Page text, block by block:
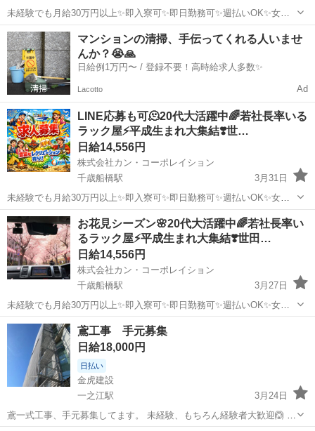
未経験でも月給30万円以上✨即入寮可✨即日勤務可✨週払いOK✨女性
OK✨派手髪OK✨ピアスOK✨ネイルOK✨髭さんOK✨私服通勤OK✨バ
イク･自転車通勤OK✨手ぶら面接OK✨未経験者OK✨WワークOK✨友達
と応募もOK✨シフ...
東京 世田谷区 千歳船橋駅 鳶職
マンションの清掃、手伝ってくれる人いませ
んか？😭🙏
日給例1万円〜 / 登録不要！高時給求人多数✨
Lacotto Ad
LINE応募も可🫠20代大活躍中🌈若社長率いる
ラック屋⚡平成生まれ大集結❣️世…
日給14,556円
株式会社カン・コーポレイション
千歳船橋駅
3月31日
未経験でも月給30万円以上✨即入寮可✨即日勤務可✨週払いOK✨女性
OK✨派手髪OK✨ピアスOK✨ネイルOK✨髭さんOK✨私服通勤OK✨バ
イク･自転車通勤OK✨手ぶら面接OK✨未経験者OK✨WワークOK✨友達
と応募もOK✨シフ...
東京 世田谷区 千歳船橋駅 鳶職 給料
お花見シーズン🌸20代大活躍中🌈若社長率い
るラック屋⚡平成生まれ大集結❣️世田…
日給14,556円
株式会社カン・コーポレイション
千歳船橋駅
3月27日
未経験でも月給30万円以上✨即入寮可✨即日勤務可✨週払いOK✨女性
OK✨派手髪OK✨ピアスOK✨ネイルOK✨髭さんOK✨私服通勤OK✨バ
イク･自転車通勤OK✨手ぶら面接OK✨未経験者OK✨WワークOK✨友達
と応募もOK✨シフ...
東京 世田谷区 千歳船橋駅
鳶工事 手元募集
日給18,000円
日払い
金虎建設
一之江駅
3月24日
鳶一式工事、手元募集してます。 未経験、もちろん経験者大歓迎🙆 給